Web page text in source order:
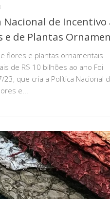
Nacional de Incentivo
e de Plantas
flores e plantas ornamentais
de R$ 10 bilhões ao ano Foi
que cria a Política Nacional
e...